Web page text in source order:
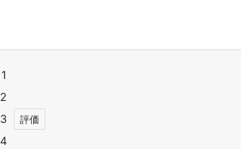
1
2
3
4